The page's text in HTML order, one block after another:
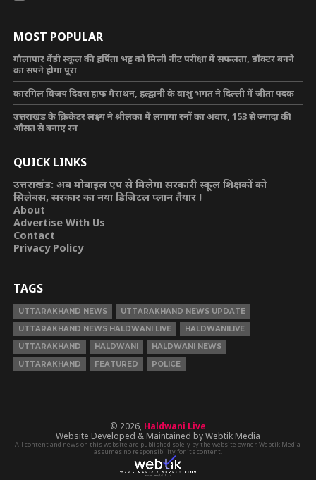
MOST POPULAR
गौलापार वेंडी स्कूल की हर्षिता भट्ट को मिली नीट परीक्षा में सफलता, डॉक्टर बनने
का सपने होगा पूरा
कारगिल विजय दिवस हाफ मैराथन, हल्द्वानी के वाशु भगत ने दिल्ली में जीता पदक
उत्तराखंड के क्रिकेटर लक्ष्य ने श्रीलंका में लगाया रनों का अंबार, 153 से ज्यादा की
औसत से बनाए रन
QUICK LINKS
उत्तराखंड: अब मोबाइल एप से मिलेगा सरकारी स्कूल शिक्षकों को
सिलेबस, सरकार का नया डिजिटल प्लान तैयार !
About
Advertise With Us
Contact
Privacy Policy
TAGS
UTTARAKHAND NEWS
UTTARAKHAND NEWS UPDATE
UTTARAKHAND NEWS HALDWANI LIVE
HALDWANILIVE
UTTARAKHAND
HALDWANI
HALDWANI NEWS
UTTARAKHAND
FEATURED POLICE
© 2026, Haldwani Live
Website Developed & Maintained by Webtik Media
All content and news on this website are published solely by the website owner. Webtik Media
assumes no responsibility for its content.